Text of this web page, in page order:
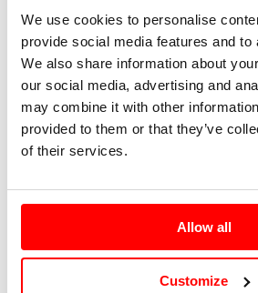
We use cookies to personalise
provide social media features and to
We also share information about
our social media, advertising and
may combine it with other
provided to them or that they’ve
of their services.
Allow all
Customize
S
XL
Tallaje: IT |Guía de tallas